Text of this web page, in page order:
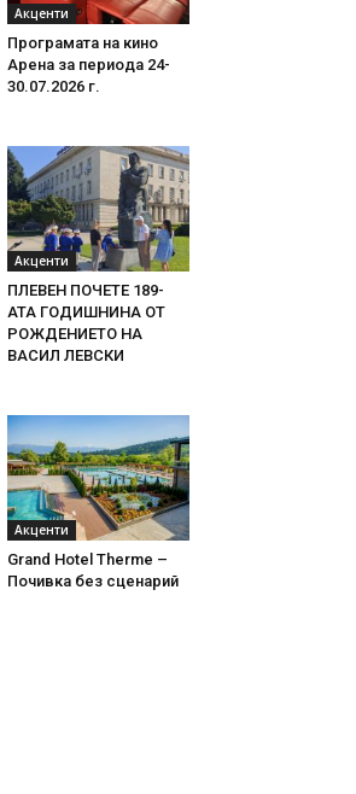
Акценти
Програмата на кино
Арена за периода 24-
30.07.2026 г.
Акценти
ПЛЕВЕН ПОЧЕТЕ 189-
АТА ГОДИШНИНА ОТ
РОЖДЕНИЕТО НА
ВАСИЛ ЛЕВСКИ
Акценти
Grand Hotel Therme –
Почивка без сценарий